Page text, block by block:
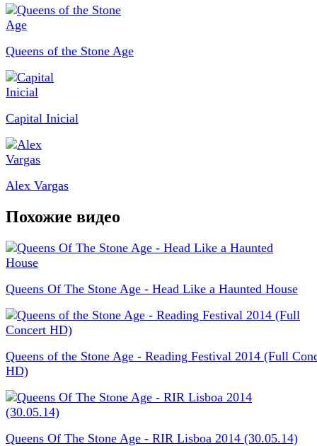
Queens of the Stone Age
Capital Inicial
Alex Vargas
Похожие видео
Queens Of The Stone Age - Head Like a Haunted House
Queens of the Stone Age - Reading Festival 2014 (Full
HD)
Queens Of The Stone Age - RIR Lisboa 2014 (30.05.14)